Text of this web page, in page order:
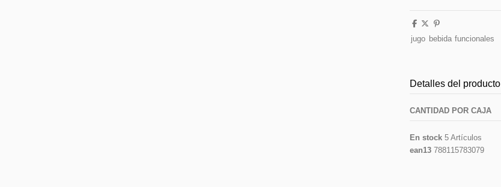
jugo bebida funcionales
Detalles del producto
CANTIDAD POR CAJA
En stock 5 Artículos
ean13 788115783079